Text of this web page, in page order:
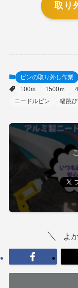
取り
ピンの取り外し作業
100m
1500ｍ
ニードルピン
幅跳び
よ